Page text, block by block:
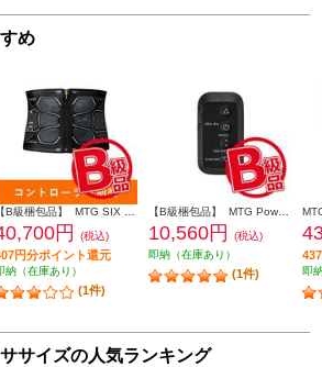
め
円 (税込)
円分ポイント還元
納（在庫あり）
(1件)
10,560円
(税込)
即納（在庫あり）
(1件) 即
サイズの人気ランキング